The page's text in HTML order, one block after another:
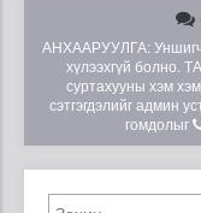
АНХААРУУЛГА:
хүлээхгүй болно.
суртахууны хэм
сэтгэгдэлийг админ
гомдолыг